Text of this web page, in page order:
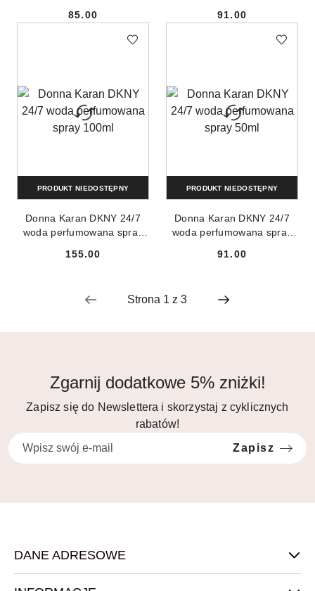
Cena:
85.00
Cena:
91.00
Donna Karan DKNY 24/7
woda perfumowana spray
Cena:
155.00
PRODUKT NIEDOSTĘPNY
Donna Karan DKNY 24/7
woda perfumowana spray
Cena:
91.00
PRODUKT NIEDOSTĘPNY
Zgarnij dodatkowe 5% zniżki!
Zapisz się do Newslettera i skorzystaj z cyklicznych
rabatów!
Zapisz
DANE ADRESOWE